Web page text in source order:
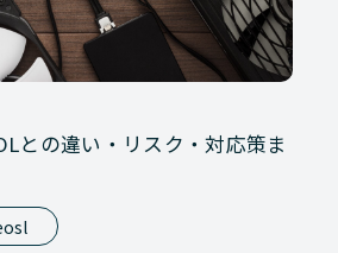
との違い・リスク・対応策ま